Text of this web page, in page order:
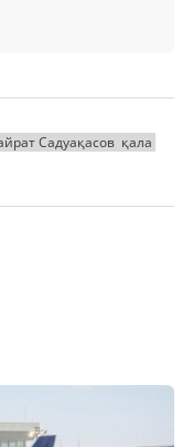
Садуақасов қала